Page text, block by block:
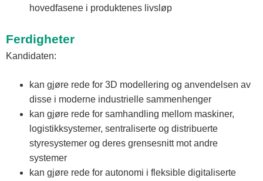
hovedfasene i produktenes livsløp
Ferdigheter
Kandidaten:
kan gjøre rede for 3D modellering og anvendelsen av
disse i moderne industrielle sammenhenger
kan gjøre rede for samhandling mellom maskiner,
logistikksystemer, sentraliserte og distribuerte
styresystemer og deres grensesnitt mot andre
systemer
kan gjøre rede for autonomi i fleksible digitaliserte